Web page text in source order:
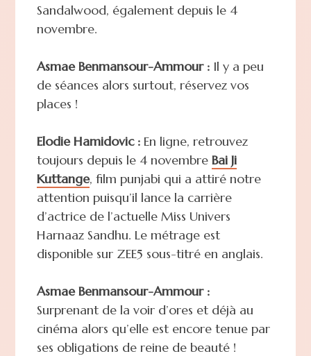
Sandalwood, également depuis le 4
novembre.
Asmae Benmansour-Ammour :Il y a peu
de séances alors surtout, réservez vos
places !
Elodie Hamidovic :En ligne, retrouvez
toujours depuis le 4 novembre Bai Ji
Kuttange, film punjabi qui a attiré notre
attention puisqu’il lance la carrière
d’actrice de l’actuelle Miss Univers
Harnaaz Sandhu. Le métrage est
disponible sur ZEE5 sous-titré en anglais.
Asmae Benmansour-Ammour :
Surprenant de la voir d’ores et déjà au
cinéma alors qu’elle est encore tenue par
ses obligations de reine de beauté !